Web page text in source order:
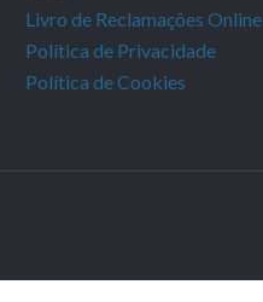
Livro de Reclamações Online
Política de Privacidade
Política de Cookies